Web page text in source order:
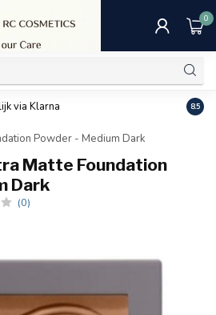
0
via Klarna 8.5
Powder - Medium Dark
Matte Foundation
Dark
(0)